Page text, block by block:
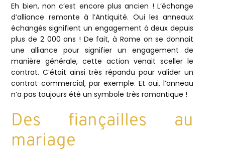
Eh bien, non c’est encore plus ancien ! L’échange
d’alliance remonte à l’Antiquité. Oui les anneaux
échangés signifient un engagement à deux depuis
plus de 2 000 ans ! De fait, à Rome on se donnait
une alliance pour signifier un engagement de
manière générale, cette action venait sceller le
contrat. C’était ainsi très répandu pour valider un
contrat commercial, par exemple. Et oui, l’anneau
n’a pas toujours été un symbole très romantique !
Des fiançailles au
mariage